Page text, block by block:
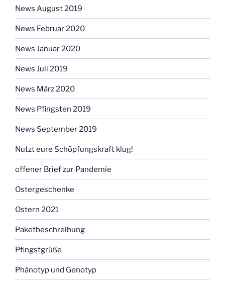
News August 2019
News Februar 2020
News Januar 2020
News Juli 2019
News März 2020
News Pfingsten 2019
News September 2019
Nutzt eure Schöpfungskraft klug!
offener Brief zur Pandemie
Ostergeschenke
Ostern 2021
Paketbeschreibung
Pfingstgrüße
Phänotyp und Genotyp